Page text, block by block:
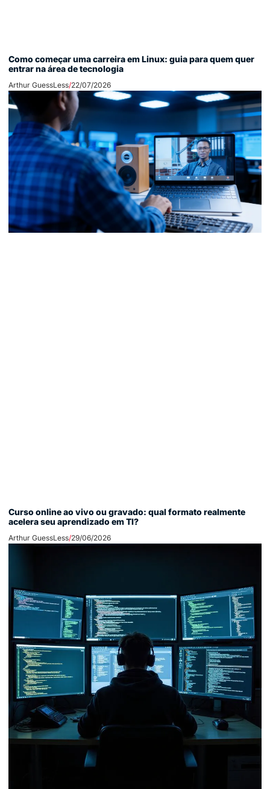
Como começar uma carreira em Linux: guia para quem quer
entrar na área de tecnologia
Arthur GuessLess 22/07/2026
Curso online ao vivo ou gravado: qual formato realmente
acelera seu aprendizado em TI?
Arthur GuessLess 29/06/2026